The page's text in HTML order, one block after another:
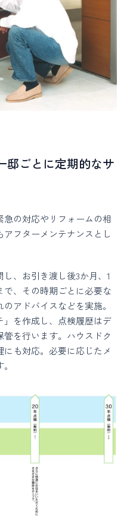
邸ごとに定期的なサ
の対応やリフォームの相
フターメンテナンスとし
、お引き渡し後3か月、1
で、その時期ごとに必要な
アドバイスなどを実施。
を作成し、点検履歴はデ
を行います。ハウスドク
も対応。必要に応じたメ